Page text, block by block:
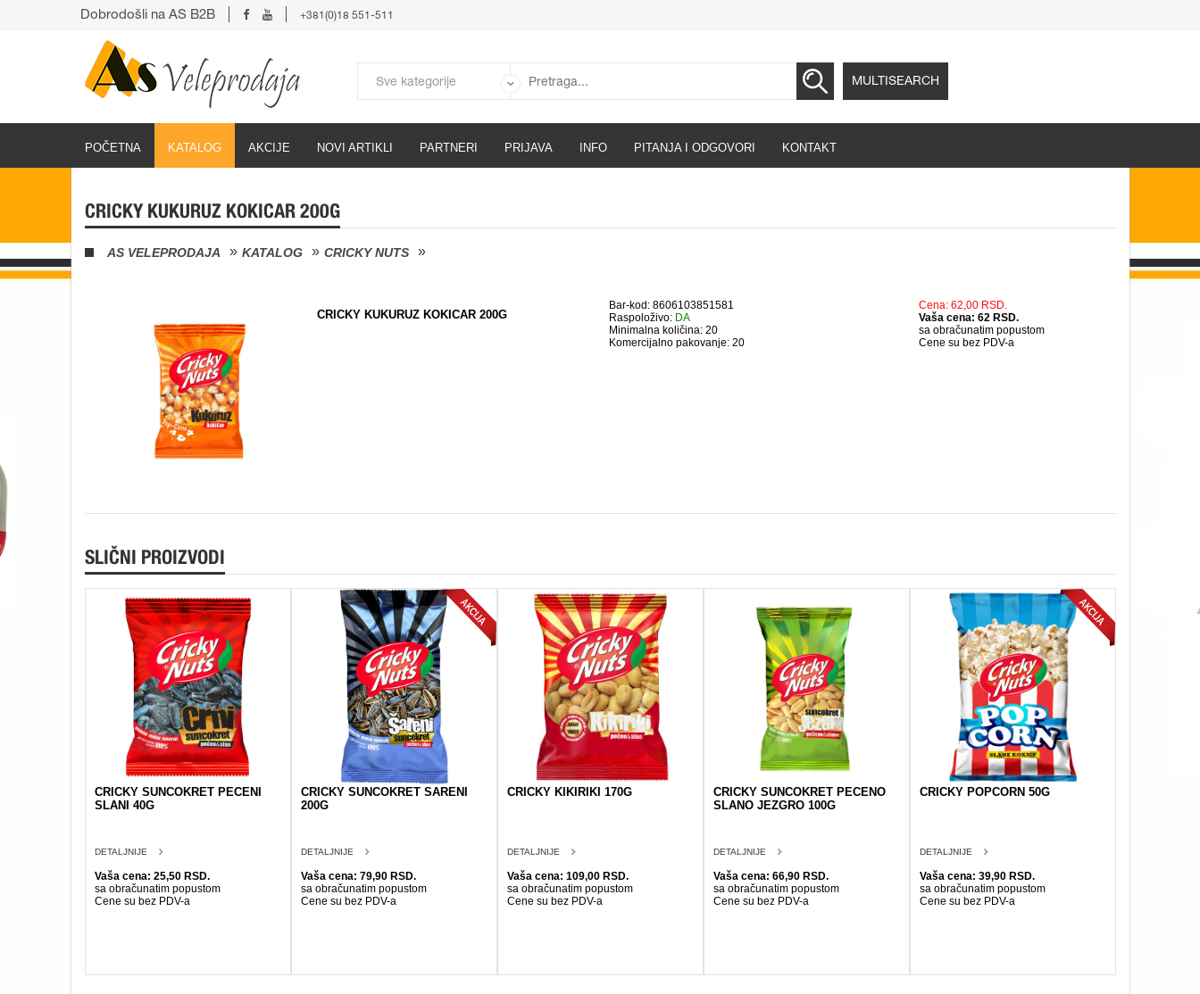
POČETNA KATALOG AKCIJE NOVI ARTIKLI PARTNERI PRIJAVA INFO PITANJA I ODGOVORI KONTAKT
Dobrodošli na AS B2B +381(0)18 551-511
MULTISEARCH
CRICKY KUKURUZ KOKICAR 200G
AS VELEPRODAJA KATALOG CRICKY NUTS
CRICKY KUKURUZ KOKICAR 200G
Bar-kod: 8606103851581
Raspoloživo: DA
Minimalna količina: 20
Komercijalno pakovanje: 20
Cena: 62,00 RSD.
Vaša cena: 62 RSD.
sa obračunatim popustom
Cene su bez PDV-a
SLIČNI PROIZVODI
CRICKY SUNCOKRET PECENI
SLANI 40G
DETALJNIJE
Vaša cena: 25,50 RSD.
sa obračunatim popustom
Cene su bez PDV-a
CRICKY SUNCOKRET SARENI
200G
DETALJNIJE
Vaša cena: 79,90 RSD.
sa obračunatim popustom
Cene su bez PDV-a
CRICKY KIKIRIKI 170G
DETALJNIJE
Vaša cena: 109,00 RSD.
sa obračunatim popustom
Cene su bez PDV-a
CRICKY SUNCOKRET PECENO
SLANO JEZGRO 100G
DETALJNIJE
Vaša cena: 66,90 RSD.
sa obračunatim popustom
Cene su bez PDV-a
CRICKY POPCORN 50G
DETALJNIJE
Vaša cena: 39,90 RSD.
sa obračunatim popustom
Cene su bez PDV-a